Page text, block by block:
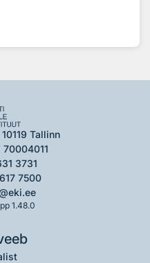
Tallinn
3731
617 7500
1.48.0